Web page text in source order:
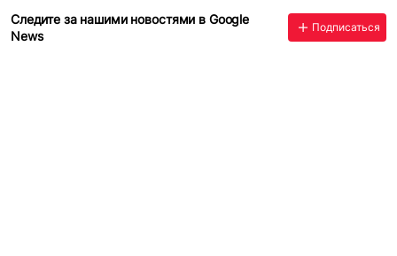
Следите за нашими новостями в Google
News
Подписаться